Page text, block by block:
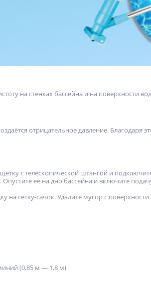
на стенках бассейна и на поверхности
отрицательное давление. Благодаря
с телескопической штангой и
её на дно бассейна и включите
на сетку-сачок. Удалите мусор с
(0,85 м — 1,8 м)